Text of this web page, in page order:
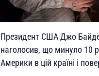
Президент США Джо
наголосив, що минуло 10
Америки в цій країні і